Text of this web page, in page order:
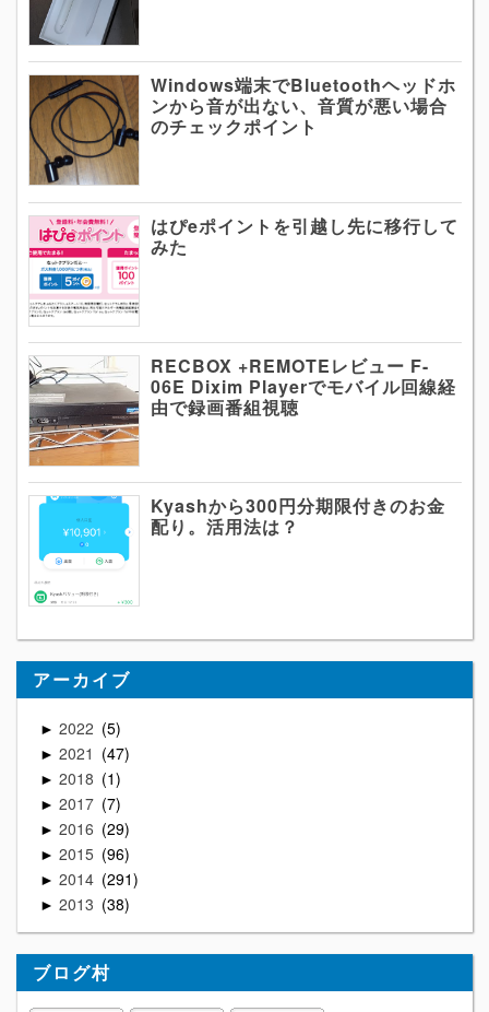
Windows端末でBluetoothヘッドホ
ンから音が出ない、音質が悪い場合
のチェックポイント
はぴeポイントを引越し先に移行して
みた
RECBOX +REMOTEレビュー F-
06E Dixim Playerでモバイル回線経
由で録画番組視聴
Kyashから300円分期限付きのお金
配り。活用法は？
アーカイブ
► 2022 5
► 2021 47
► 2018 1
► 2017 7
► 2016 29
► 2015 96
► 2014 291
► 2013 38
ブログ村